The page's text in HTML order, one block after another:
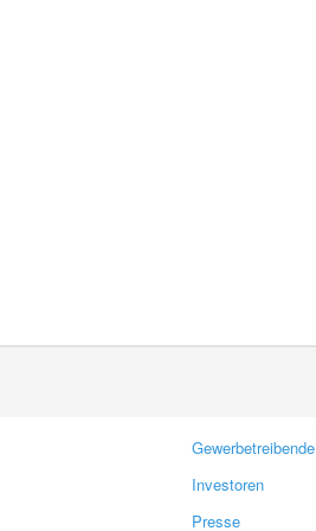
Gewerbetreibende
Investoren
Presse